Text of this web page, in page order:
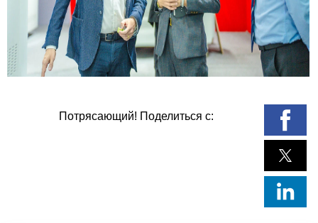
Потрясающий! Поделиться с: